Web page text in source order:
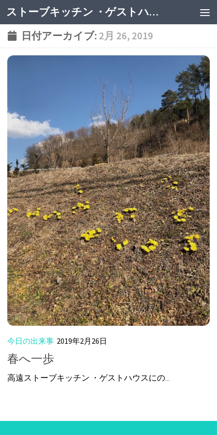
ストーブキッチン ・ゲストハウス
日付アーカイブ: 2月 26, 2019
今日の出来事 2019年2月26日
春へ一歩
高遠ストーブキッチン ・ゲストハウスにの...